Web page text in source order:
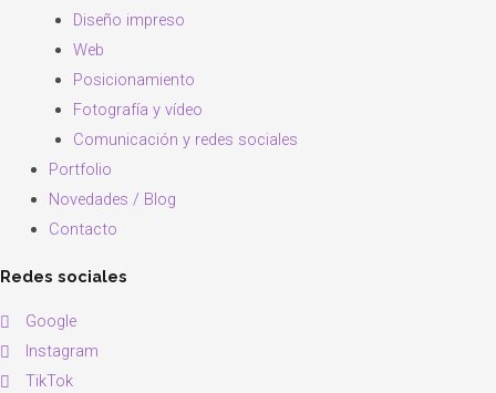
Diseño impreso
Web
Posicionamiento
Fotografía y vídeo
Comunicación y redes sociales
Portfolio
Novedades / Blog
Contacto
Redes sociales
Google
Instagram
TikTok